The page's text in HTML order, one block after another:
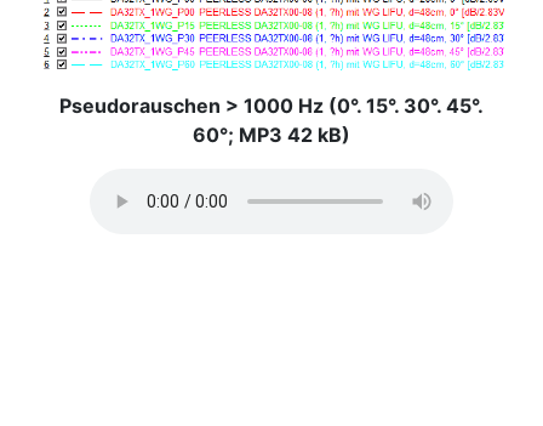
Pseudorauschen > 1000 Hz (0°. 15°. 30°. 45°.
60°; MP3 42 kB)